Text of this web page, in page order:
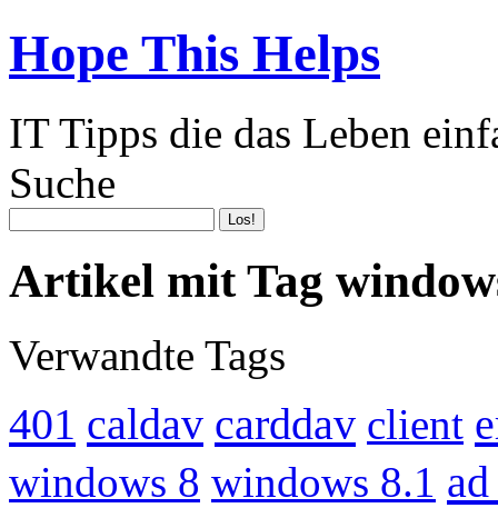
Hope This Helps
IT Tipps die das Leben
Suche
Artikel mit Tag
Verwandte Tags
401 caldav carddav client
windows 8 windows 8.1